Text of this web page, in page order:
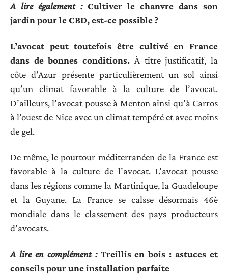
A lire également : Cultiver le chanvre dans son
jardin pour le CBD, est-ce possible ?
L’avocat peut toutefois être cultivéen France
dans de bonnes conditions. À titre justificatif, la
côte d’Azur présente particulièrement un sol ainsi
qu’un climat favorable à la culture de l’avocat.
D’ailleurs, l’avocat pousse à Menton ainsi qu’à Carros
à l’ouest de Nice avec un climat tempéré et avec moins
de gel.
De même, le pourtour méditerranéen de la France est
favorable à la culture de l’avocat. L’avocat pousse
dans les régions comme la Martinique, la Guadeloupe
et la Guyane. La France se calsse désormais 46è
mondiale dans le classement des pays producteurs
d’avocats.
A lire en complément : Treillis en bois : astuces et
conseils pour une installation parfaite